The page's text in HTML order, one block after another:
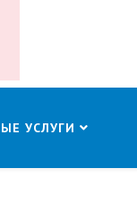
УСЛУГИ